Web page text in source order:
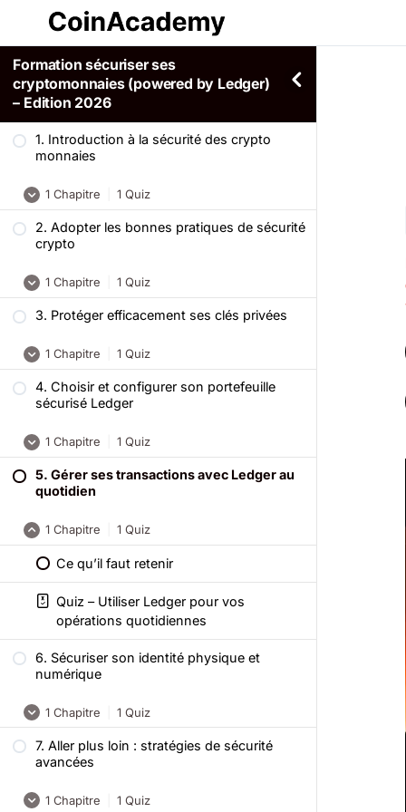
Formation sécuriser ses
cryptomonnaies (powered by Ledger)
– Edition 2026
1. Introduction à la sécurité des crypto
monnaies
1 Chapitre 1 Quiz
Ce qu’il faut retenir
sécurité des crypto monnaies
2. Adopter les bonnes pratiques de sécurité
crypto
1 Chapitre 1 Quiz
Ce qu’il faut retenir
Quiz – Les meilleures pratiques en
matière de sécurité
3. Protéger efficacement ses clés privées
1 Chapitre 1 Quiz
Ce qu’il faut retenir
sécuriser ses clés privées
4. Choisir et configurer son portefeuille
sécurisé Ledger
1 Chapitre 1 Quiz
Ce qu’il faut retenir
son portefeuille Ledger ?
5. Gérer ses transactions avec Ledger au
quotidien
1 Chapitre 1 Quiz
Ce qu’il faut retenir
Quiz – Utiliser Ledger pour vos
opérations quotidiennes
6. Sécuriser son identité physique et
numérique
1 Chapitre 1 Quiz
Ce qu’il faut retenir
ligne, comment protéger son identité ?
7. Aller plus loin : stratégies de sécurité
avancées
1 Chapitre 1 Quiz